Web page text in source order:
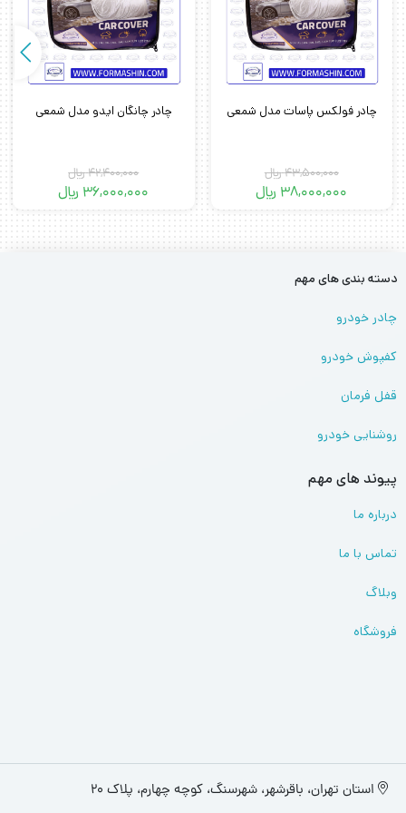
چادر فولکس پاسات مدل شمعی
43,500,000﷼
38,000,000 ﷼
چادر چانگان ایدو مدل شمعی
42,400,000﷼
36,000,000 ﷼
دسته بندی های مهم
چادر خودرو
کفپوش خودرو
قفل فرمان
روشنایی خودرو
پیوند های مهم
درباره ما
تماس با ما
وبلاگ
فروشگاه
استان تهران، باقرشهر، شهرسنگ، کوچه چهارم، پلاک 20